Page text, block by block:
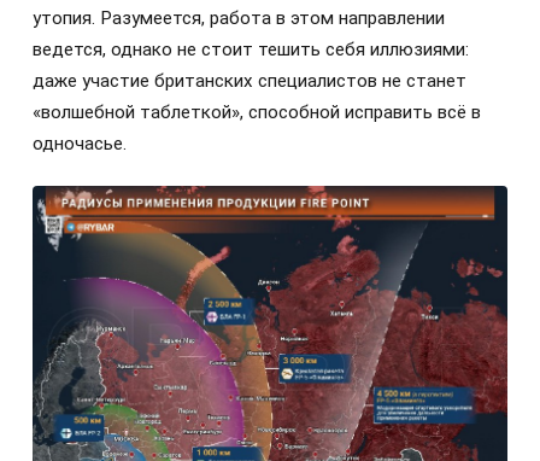
утопия. Разумеется, работа в этом направлении
ведется, однако не стоит тешить себя иллюзиями:
даже участие британских специалистов не станет
«волшебной таблеткой», способной исправить всё в
одночасье.